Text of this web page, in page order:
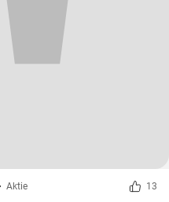
Aktie 13